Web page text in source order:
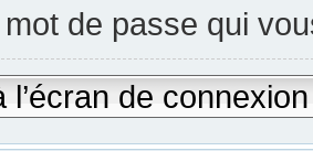
de passe qui
l’écran de connexion